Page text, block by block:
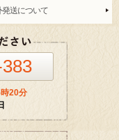
発送について
20分